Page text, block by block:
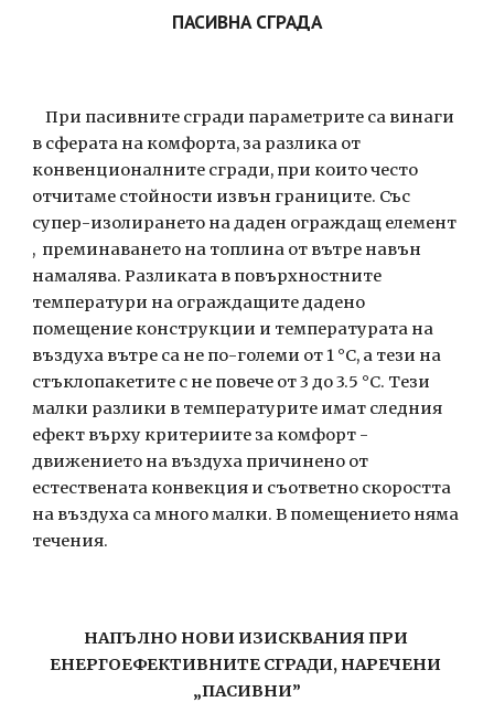
ПАСИВНА СГРАДА
    При пасивните сгради параметрите са винаги
в сферата на комфорта, за разлика от
конвенционалните сгради, при които често
отчитаме стойности извън границите. Със
супер-изолирането на даден ограждащ елемент
,  преминаването на топлина от вътре навън
намалява. Разликата в повърхностните
температури на ограждащите дадено
помещение конструкции и температурата на
въздуха вътре са не по-големи от 1 °C, а тези на
стъклопакетите с не повече от 3 до 3.5 °C. Тези
малки разлики в температурите имат следния
ефект върху критериите за комфорт -
движението на въздуха причинено от
естествената конвекция и съответно скоростта
на въздуха са много малки. В помещението няма
течения.
НАПЪЛНО НОВИ ИЗИСКВАНИЯ ПРИ
ЕНЕРГОЕФЕКТИВНИТЕ СГРАДИ, НАРЕЧЕНИ
„ПАСИВНИ”